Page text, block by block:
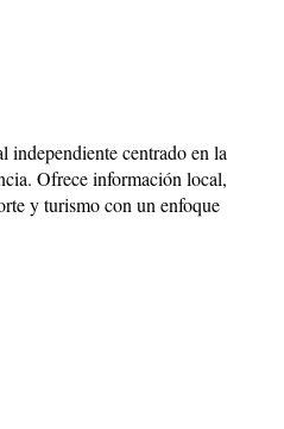
centrado en la
Ofrece información local,
y turismo con un enfoque